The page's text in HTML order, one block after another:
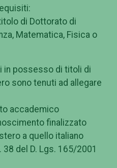
di Dottorato di
Matematica, Fisica o
in possesso di titoli di
sono tenuti ad allegare
accademico
finalizzato
a quello italiano
del D. Lgs. 165/2001